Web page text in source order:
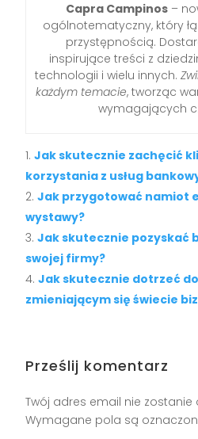
Capra Campinos–
ogólnotematyczny, który
przystępnością.
inspirujące treści z
technologii i wielu innych.
każdym temacie, tworząc
wymagających
Jak skutecznie zachęcić
korzystania z usług
Jak przygotować namiot
wystawy?
Jak skutecznie pozyskać
swojej firmy?
Jak skutecznie dotrzeć
zmieniającym się świecie
Prześlij komentarz
Twój adres email nie zostanie
Wymagane pola są